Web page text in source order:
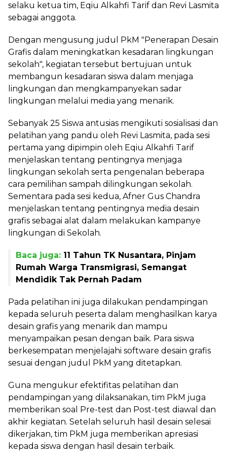
selaku ketua tim, Eqiu Alkahfi Tarif dan Revi Lasmita
sebagai anggota.
Dengan mengusung judul PkM "Penerapan Desain
Grafis dalam meningkatkan kesadaran lingkungan
sekolah", kegiatan tersebut bertujuan untuk
membangun kesadaran siswa dalam menjaga
lingkungan dan mengkampanyekan sadar
lingkungan melalui media yang menarik.
Sebanyak 25 Siswa antusias mengikuti sosialisasi dan
pelatihan yang pandu oleh Revi Lasmita, pada sesi
pertama yang dipimpin oleh Eqiu Alkahfi Tarif
menjelaskan tentang pentingnya menjaga
lingkungan sekolah serta pengenalan beberapa
cara pemilihan sampah dilingkungan sekolah.
Sementara pada sesi kedua, Afner Gus Chandra
menjelaskan tentang pentingnya media desain
grafis sebagai alat dalam melakukan kampanye
lingkungan di Sekolah.
Baca juga: 11 Tahun TK Nusantara, Pinjam
Rumah Warga Transmigrasi, Semangat
Mendidik Tak Pernah Padam
Pada pelatihan ini juga dilakukan pendampingan
kepada seluruh peserta dalam menghasilkan karya
desain grafis yang menarik dan mampu
menyampaikan pesan dengan baik. Para siswa
berkesempatan menjelajahi software desain grafis
sesuai dengan judul PkM yang ditetapkan.
Guna mengukur efektifitas pelatihan dan
pendampingan yang dilaksanakan, tim PkM juga
memberikan soal Pre-test dan Post-test diawal dan
akhir kegiatan. Setelah seluruh hasil desain selesai
dikerjakan, tim PkM juga memberikan apresiasi
kepada siswa dengan hasil desain terbaik.